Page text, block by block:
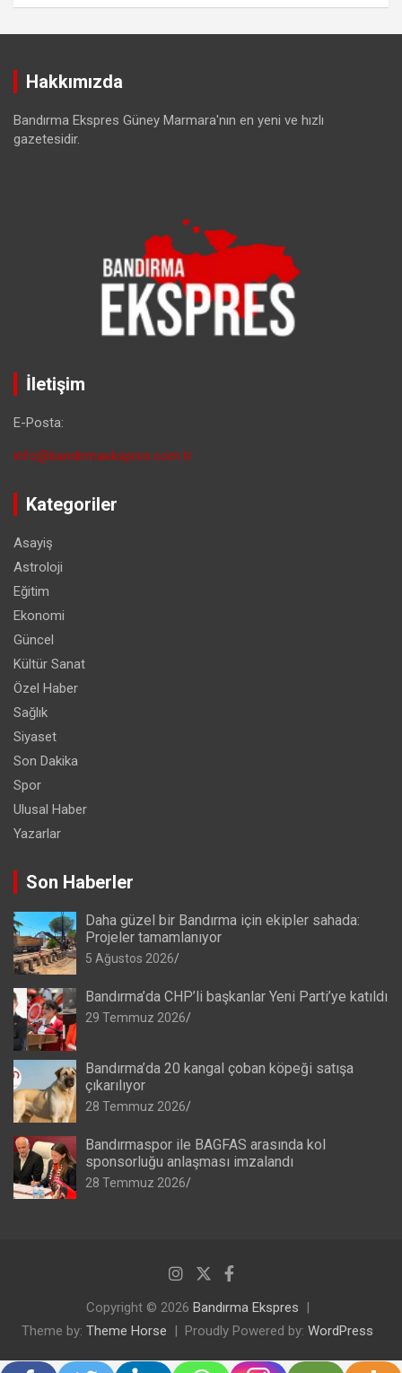
Hakkımızda
Bandırma Ekspres Güney Marmara'nın en yeni ve hızlı
gazetesidir.
İletişim
E-Posta:
info@bandirmaekspres.com.tr
Kategoriler
Asayiş
Astroloji
Eğitim
Ekonomi
Güncel
Kültür Sanat
Özel Haber
Sağlık
Siyaset
Son Dakika
Spor
Ulusal Haber
Yazarlar
Son Haberler
Daha güzel bir Bandırma için ekipler sahada:
Projeler tamamlanıyor
5 Ağustos 2026
Bandırma’da CHP’li başkanlar Yeni Parti’ye katıldı
29 Temmuz 2026
Bandırma’da 20 kangal çoban köpeği satışa
çıkarılıyor
28 Temmuz 2026
Bandırmaspor ile BAGFAS arasında kol
sponsorluğu anlaşması imzalandı
28 Temmuz 2026
Copyright © 2026 Bandırma Ekspres
Theme by: Theme Horse Proudly Powered by: WordPress